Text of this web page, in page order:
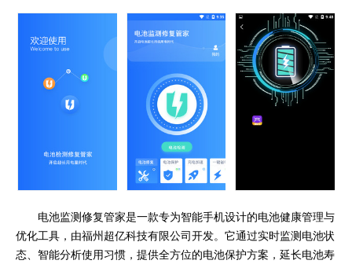
电池监测修复管家是一款专为智能手机设计的电池健康管理与
优化工具，由福州超亿科技有限公司开发。它通过实时监测电池状
态、智能分析使用习惯，提供全方位的电池保护方案，延长电池寿